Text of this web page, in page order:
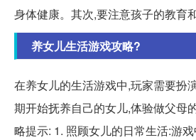
身体健康。其次,要注意孩子的教育
养女儿生活游戏攻略?
在养女儿的生活游戏中,玩家需要扮
期开始抚养自己的女儿,体验做父母
略提示: 1. 照顾女儿的日常生活:游戏